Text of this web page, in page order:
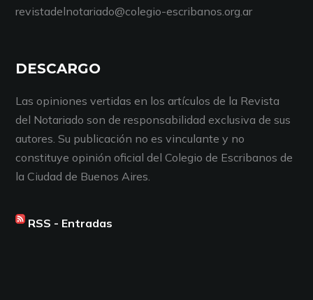
revistadelnotariado@colegio-escribanos.org.ar
DESCARGO
Las opiniones vertidas en los artículos de la Revista
del Notariado son de responsabilidad exclusiva de sus
autores. Su publicación no es vinculante y no
constituye opinión oficial del Colegio de Escribanos de
la Ciudad de Buenos Aires.
RSS - Entradas